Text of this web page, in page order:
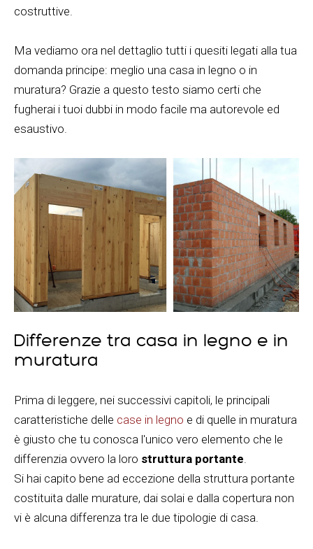
costruttive.
Ma vediamo ora nel dettaglio tutti i quesiti legati alla tua
domanda principe: meglio una casa in legno o in
muratura? Grazie a questo testo siamo certi che
fugherai i tuoi dubbi in modo facile ma autorevole ed
esaustivo.
Differenze tra casa in legno e in
muratura
Prima di leggere, nei successivi capitoli, le principali
caratteristiche delle case in legno e di quelle in muratura
è giusto che tu conosca l'unico vero elemento che le
differenzia ovvero la loro struttura portante.
Si hai capito bene ad eccezione della struttura portante
costituita dalle murature, dai solai e dalla copertura non
vi è alcuna differenza tra le due tipologie di casa.